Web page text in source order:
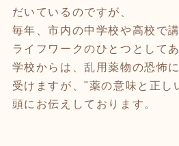
だいているのですが、
毎年、市内の中学校や高校で
ライフワークのひとつとしてあ
学校からは、乱用薬物の恐怖
受けますが、"薬の意味と正し
頭にお伝えしております。